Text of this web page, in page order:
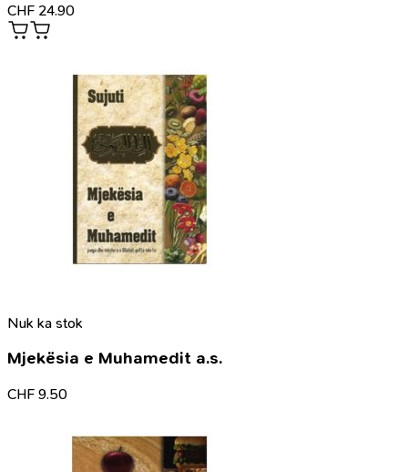
CHF 24.90
Nuk ka stok
Mjekësia e Muhamedit a.s.
CHF 9.50